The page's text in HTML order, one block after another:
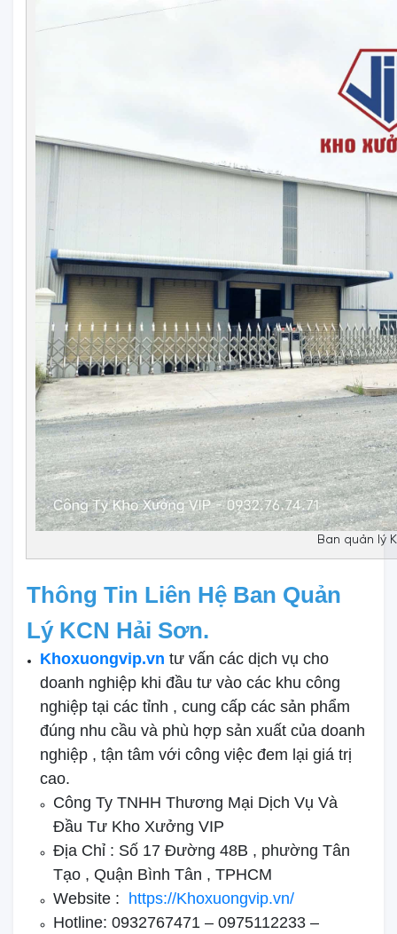
Ban quản lý
Thông Tin Liên Hệ Ban Quản
Lý KCN Hải Sơn.
Khoxuongvip.vn tư vấn các dịch vụ cho
doanh nghiệp khi đầu tư vào các khu công
nghiệp tại các tỉnh , cung cấp các sản phẩm
đúng nhu cầu và phù hợp sản xuất của doanh
nghiệp , tận tâm với công việc đem lại giá trị
cao.
Công Ty TNHH Thương Mại Dịch Vụ Và
Đầu Tư Kho Xưởng VIP
Địa Chỉ : Số 17 Đường 48B , phường Tân
Tạo , Quận Bình Tân , TPHCM
Website : https://Khoxuongvip.vn/
Hotline: 0932767471 – 0975112233 –